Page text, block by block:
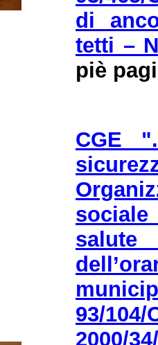
di
tetti –
piè
CGE
salute
93/
2000/